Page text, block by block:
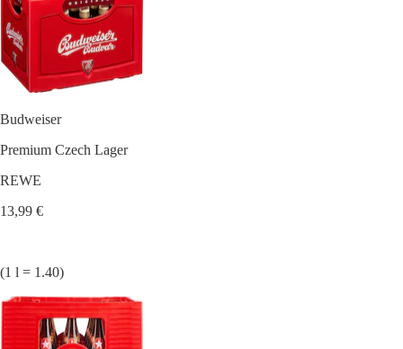
Budweiser
Premium Czech Lager
REWE
13,99 €
(1 l = 1.40)